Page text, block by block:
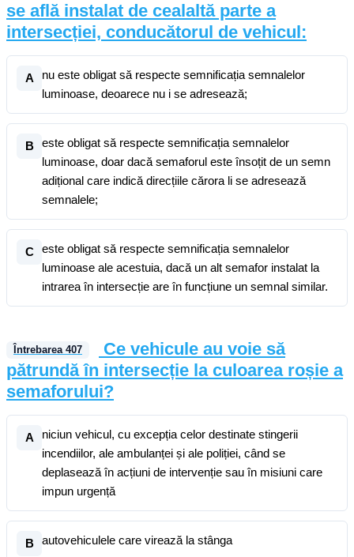
se află instalat de cealaltă parte a
intersecției, conducătorul de vehicul:
A
nu este obligat să respecte semnificația semnalelor
luminoase, deoarece nu i se adresează;
B
este obligat să respecte semnificația semnalelor
luminoase, doar dacă semaforul este însoțit de un semn
adițional care indică direcțiile cărora li se adresează
semnalele;
C
este obligat să respecte semnificația semnalelor
luminoase ale acestuia, dacă un alt semafor instalat la
intrarea în intersecție are în funcțiune un semnal similar.
Întrebarea 407
Ce vehicule au voie să
pătrundă în intersecție la culoarea roșie a
semaforului?
A
niciun vehicul, cu excepția celor destinate stingerii
incendiilor, ale ambulanței și ale poliției, când se
deplasează în acțiuni de intervenție sau în misiuni care
impun urgență
B autovehiculele care virează la stânga